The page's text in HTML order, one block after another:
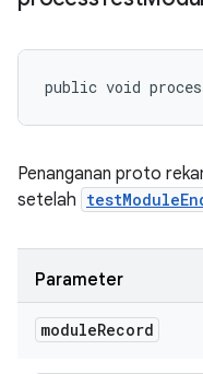
public void
Penanganan proto
setelah
Parameter
moduleRecord